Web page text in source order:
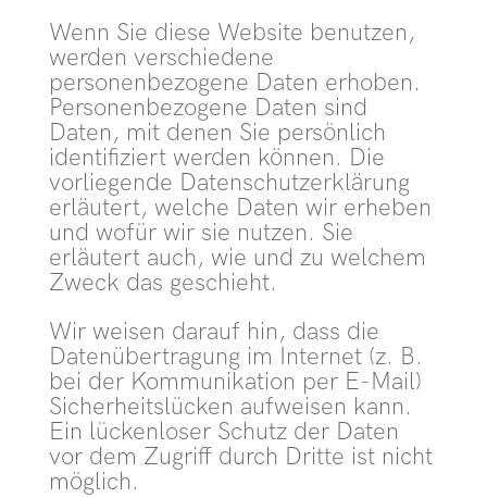
Wenn Sie diese Website benutzen,
werden verschiedene
personenbezogene Daten erhoben.
Personenbezogene Daten sind
Daten, mit denen Sie persönlich
identifiziert werden können. Die
vorliegende Datenschutzerklärung
erläutert, welche Daten wir erheben
und wofür wir sie nutzen. Sie
erläutert auch, wie und zu welchem
Zweck das geschieht.
Wir weisen darauf hin, dass die
Datenübertragung im Internet (z. B.
bei der Kommunikation per E-Mail)
Sicherheitslücken aufweisen kann.
Ein lückenloser Schutz der Daten
vor dem Zugriff durch Dritte ist nicht
möglich.